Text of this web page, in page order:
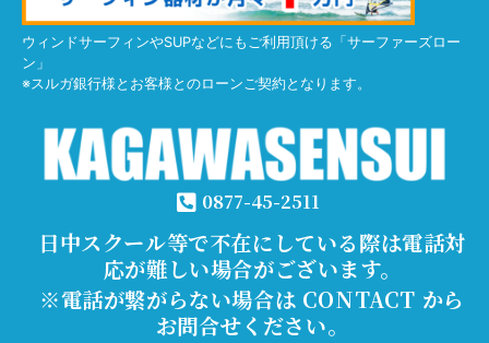
ウィンドサーフィンやSUPなどにもご利用頂ける「サーファーズロー
ン」
※スルガ銀行様とお客様とのローンご契約となります。
0877-45-2511
日中スクール等で不在にしている際は電話対
応が難しい場合がございます。
※電話が繋がらない場合は CONTACT から
お問合せください。